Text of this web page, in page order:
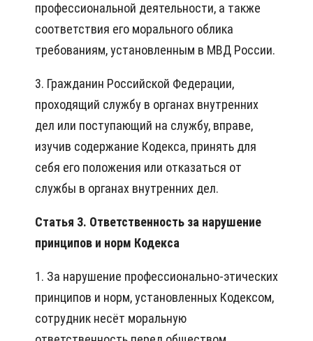
профессиональной деятельности, а также
соответствия его морального облика
требованиям, установленным в МВД России.
3. Гражданин Российской Федерации,
проходящий службу в органах внутренних
дел или поступающий на службу, вправе,
изучив содержание Кодекса, принять для
себя его положения или отказаться от
службы в органах внутренних дел.
Статья 3. Ответственность за нарушение
принципов и норм Кодекса
1. За нарушение профессионально-этических
принципов и норм, установленных Кодексом,
сотрудник несёт моральную